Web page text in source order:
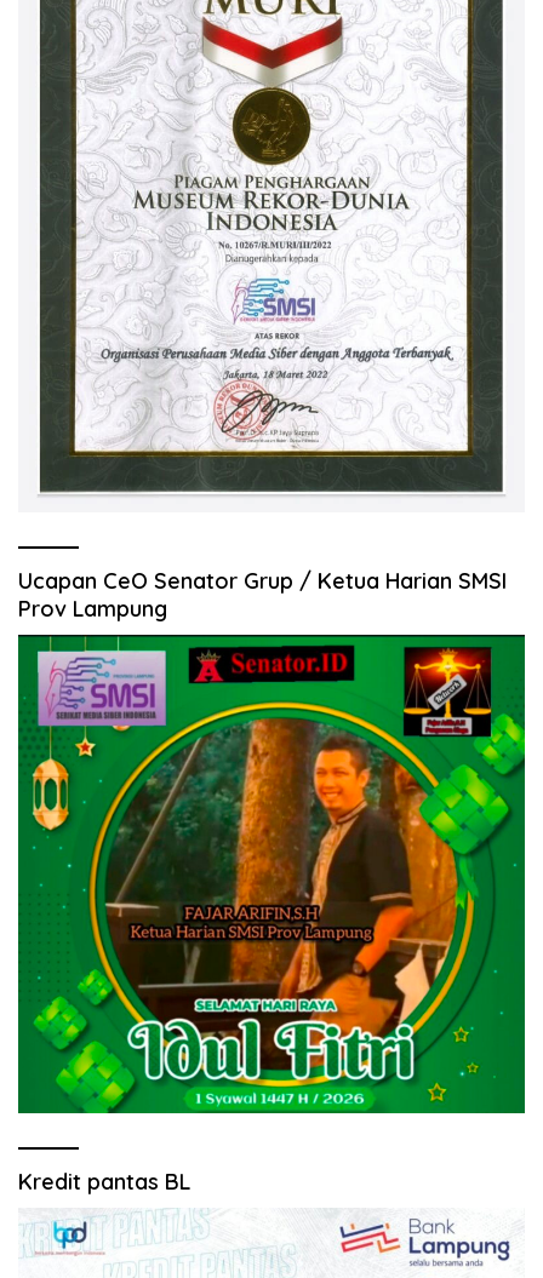
Ucapan CeO Senator Grup / Ketua Harian SMSI
Prov Lampung
Kredit pantas BL